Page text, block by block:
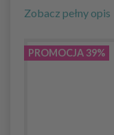
Zobacz pełny opis
PROMOCJA 39%